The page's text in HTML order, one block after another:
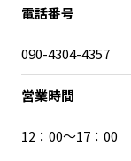
イベント
Sporkle
「人」か
電話番号
090-4304-4357
営業時間
12：00～17：00